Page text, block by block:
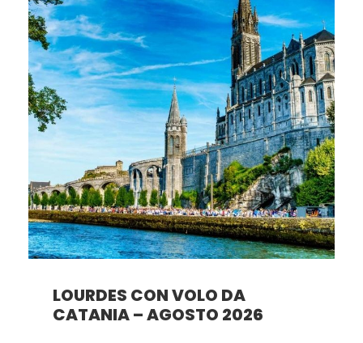
LOURDES CON VOLO DA
CATANIA – AGOSTO 2026